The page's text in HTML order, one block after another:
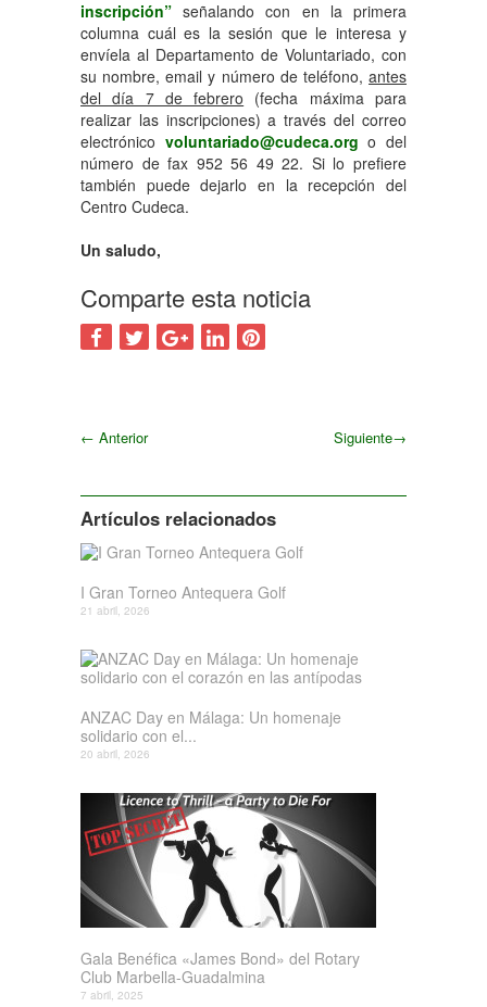
inscripción” señalando con en la primera
columna cuál es la sesión que le interesa y
envíela al Departamento de Voluntariado, con
su nombre, email y número de teléfono, antes
del día 7 de febrero (fecha máxima para
realizar las inscripciones) a través del correo
electrónico voluntariado@cudeca.org o del
número de fax 952 56 49 22. Si lo prefiere
también puede dejarlo en la recepción del
Centro Cudeca.
Un saludo,
Comparte esta noticia
← Anterior Siguiente→
Artículos relacionados
I Gran Torneo Antequera Golf
21 abril, 2026
ANZAC Day en Málaga: Un homenaje
solidario con el...
20 abril, 2026
Gala Benéfica «James Bond» del Rotary
Club Marbella-Guadalmina
7 abril, 2025